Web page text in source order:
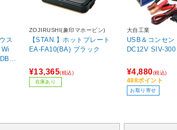
ス
ZOJIRUSHI(象印マホービン)
【STAN.】ホットプレート
EA-FA10(BA) ブラック
¥13,365(税込)
在庫あり
大自工業
USB＆コンセン
DC12V SIV-300
¥4,880(税込)
488ポイント
お取り寄せ